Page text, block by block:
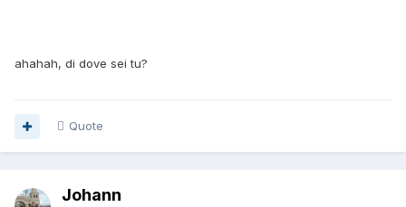
ahahah, di dove sei tu?
Quote
Johann